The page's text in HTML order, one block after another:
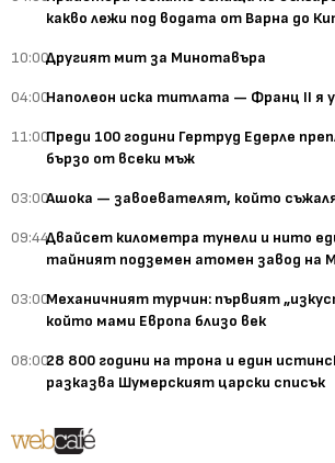
какво лежи под водата от Варна до
10:00Другият мит за Минотавъра
04:00Наполеон иска титлата — Франц II я
11:00Преди 100 години Гертруд Едерле
бързо от всеки мъж
03:00Ашока — завоевателят, който
09:44Двайсет километра тунели и нито
тайният подземен атомен завод на
03:00Механичният турчин: първият
който мами Европа близо век
08:0028 800 години на трона и един
разказва Шумерският царски списък